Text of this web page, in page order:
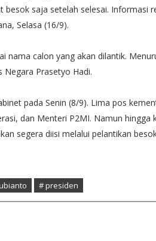
saja setelah selesai. Informasi
Selasa (16/9).
nama calon yang akan dilantik.
Prasetyo Hadi.
pada Senin (8/9). Lima pos
dan Menteri P2MI. Namun hingga
segera diisi melalui pelantikan
# presiden